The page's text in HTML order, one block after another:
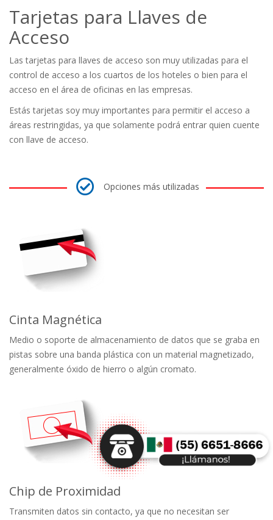
Tarjetas para Llaves de
Acceso
Las tarjetas para llaves de acceso son muy utilizadas para el
control de acceso a los cuartos de los hoteles o bien para el
acceso en el área de oficinas en las empresas.
Estás tarjetas soy muy importantes para permitir el acceso a
áreas restringidas, ya que solamente podrá entrar quien cuente
con llave de acceso.
Opciones más utilizadas
Cinta Magnética
Medio o soporte de almacenamiento de datos que se graba en
pistas sobre una banda plástica con un material magnetizado,
generalmente óxido de hierro o algún cromato.
Chip de Proximidad
Transmiten datos sin contacto, ya que no necesitan ser